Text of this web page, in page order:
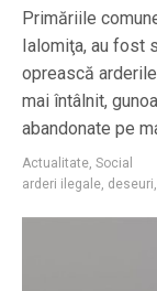
Primăriile
Ialomiţa, au fost
oprească
mai întâlnit,
abandonate pe
Actualitate, Social
arderi ilegale, deseuri,